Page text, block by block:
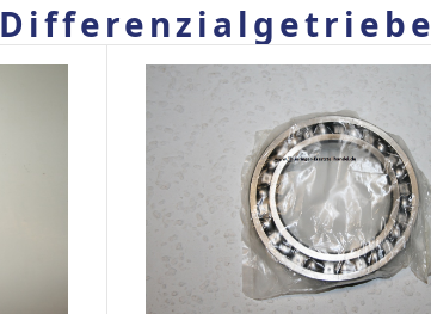
Differenzialgetriebe